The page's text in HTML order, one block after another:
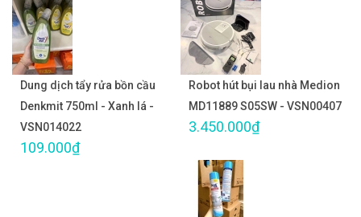
Dung dịch tẩy rửa bồn cầu
Denkmit 750ml - Xanh lá -
VSN014022
109.000₫
Robot hút bụi lau nhà Medion
MD11889 S05SW - VSN00407
3.450.000₫